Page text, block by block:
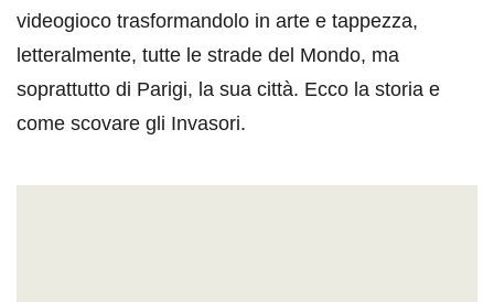
videogioco trasformandolo in arte e tappezza,
letteralmente, tutte le strade del Mondo, ma
soprattutto di Parigi, la sua città. Ecco la storia e
come scovare gli Invasori.